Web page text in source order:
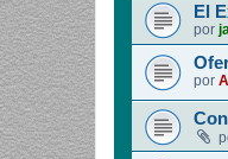
El
por
por